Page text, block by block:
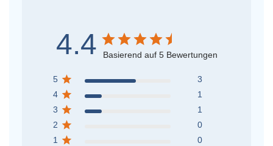
4.4 Basierend auf 5 Bewertungen
5
3
4
1
3
1
2
0
1
0